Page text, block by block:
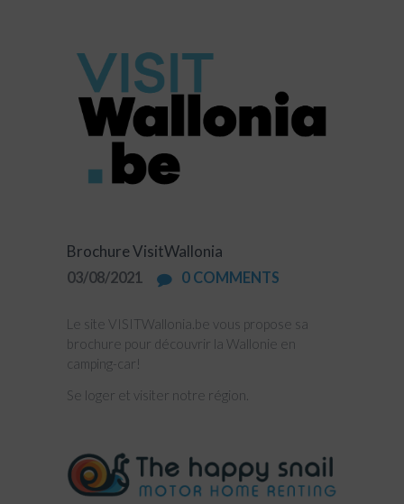
Brochure VisitWallonia
03/08/2021 0 COMMENTS
Le site VISITWallonia.be vous propose sa
brochure pour découvrir la Wallonie en
camping-car!
Se loger et visiter notre région.